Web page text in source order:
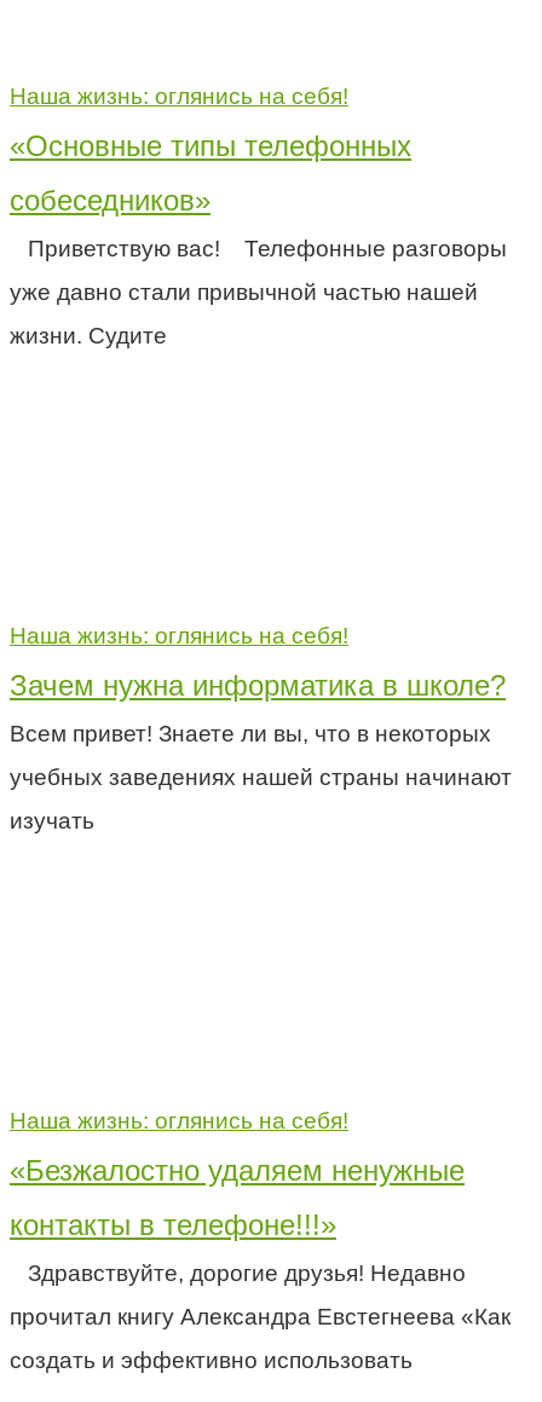
Наша жизнь: оглянись на себя!
«Основные типы телефонных
собеседников»
Приветствую вас! Телефонные разговоры
уже давно стали привычной частью нашей
жизни. Судите
Наша жизнь: оглянись на себя!
Зачем нужна информатика в школе?
Всем привет! Знаете ли вы, что в некоторых
учебных заведениях нашей страны начинают
изучать
Наша жизнь: оглянись на себя!
«Безжалостно удаляем ненужные
контакты в телефоне!!!»
Здравствуйте, дорогие друзья! Недавно
прочитал книгу Александра Евстегнеева «Как
создать и эффективно использовать